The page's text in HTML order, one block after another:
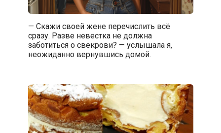
— Скажи своей жене перечислить всё
сразу. Разве невестка не должна
заботиться о свекрови? — услышала я,
неожиданно вернувшись домой.